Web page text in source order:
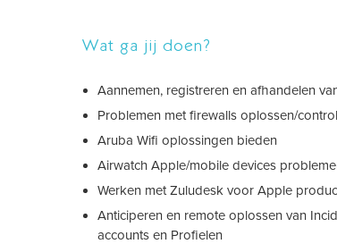
Wat ga jij doen?
Aannemen, registreren en afhandelen
Problemen met firewalls oplossen/
Aruba Wifi oplossingen bieden
Airwatch Apple/mobile devices
Werken met Zuludesk voor Apple
Anticiperen en remote oplossen van
accounts en Profielen